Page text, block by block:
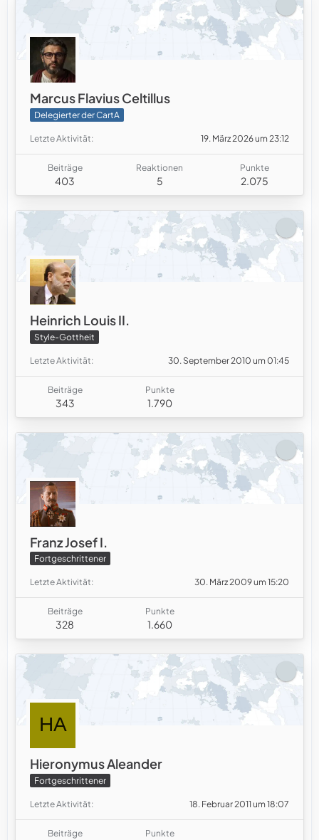
Marcus Flavius Celtillus
Delegierter der CartA
Letzte Aktivität 19. März 2026 um 23:12
Beiträge
403
Reaktionen
5
Punkte
2.075
Heinrich Louis II.
Style-Gottheit
Letzte Aktivität 30. September 2010 um 01:45
Beiträge
343
Punkte
1.790
Franz Josef I.
Fortgeschrittener
Letzte Aktivität 30. März 2009 um 15:20
Beiträge
328
Punkte
1.660
Hieronymus Aleander
Fortgeschrittener
Letzte Aktivität 18. Februar 2011 um 18:07
Beiträge Punkte